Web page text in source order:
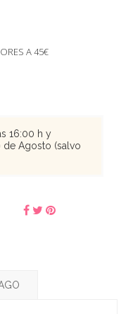
A 45€
16:00 h y
Agosto (salvo